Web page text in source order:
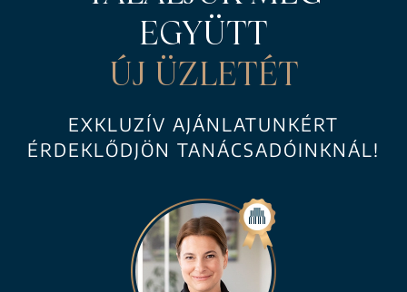
EGYÜTT
ÚJ ÜZLETÉT
EXKLUZÍV AJÁNLATUNKÉRT
ÉRDEKLŐDJÖN TANÁCSADÓINKNÁL!